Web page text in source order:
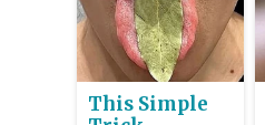
This Simple